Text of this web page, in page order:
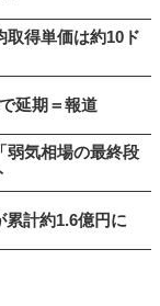
取得単価は約10ド
延期＝報道
弱気相場の最終段
累計約1.6億円に